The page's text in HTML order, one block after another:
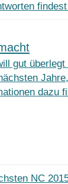
gut
dazu
NC